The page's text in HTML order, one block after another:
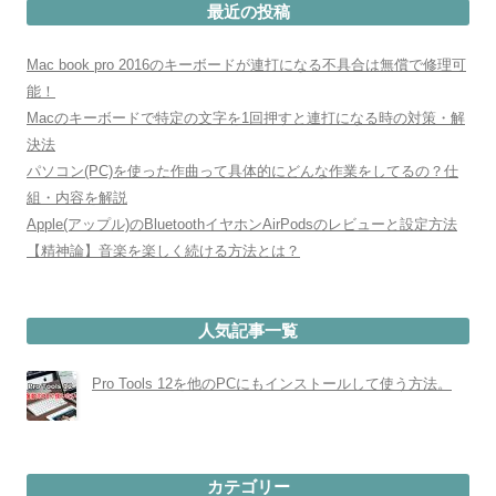
最近の投稿
Mac book pro 2016のキーボードが連打になる不具合は無償で修理可
能！
Macのキーボードで特定の文字を1回押すと連打になる時の対策・解
決法
パソコン(PC)を使った作曲って具体的にどんな作業をしてるの？仕
組・内容を解説
Apple(アップル)のBluetoothイヤホンAirPodsのレビューと設定方法
【精神論】音楽を楽しく続ける方法とは？
人気記事一覧
Pro Tools 12を他のPCにもインストールして使う方法。
カテゴリー